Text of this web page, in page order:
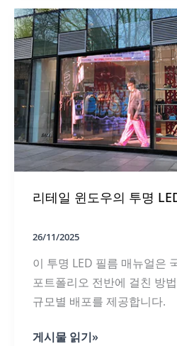
을
위
한
궁
극
의
투
명
디
스
플
레
이
루
리테일 윈도우의 투명
26/11/2025
이 투명 LED 필름 매뉴얼은
포트폴리오 전반에 걸친 방
규모별 배포를 제공합니다.
리
게시물 읽기»